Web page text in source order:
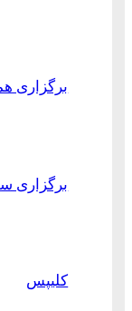
برگزاری
برگزاری
کلیپس